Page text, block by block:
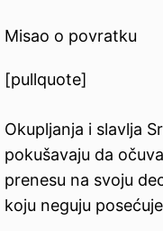
Misao o povratku
[pullquote]
Okupljanja i slavlja
pokušavaju da
prenesu na svoju
koju neguju